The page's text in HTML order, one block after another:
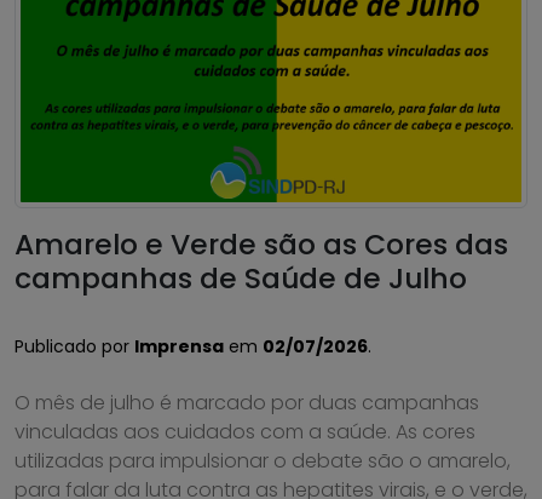
Amarelo e Verde são as Cores das
campanhas de Saúde de Julho
Publicado por Imprensa em 02/07/2026.
O mês de julho é marcado por duas campanhas
vinculadas aos cuidados com a saúde. As cores
utilizadas para impulsionar o debate são o amarelo,
para falar da luta contra as hepatites virais, e o verde,